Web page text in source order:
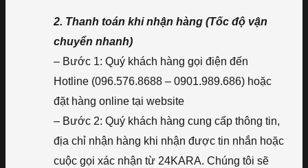
2. Thanh toán khi nhận hàng (Tốc độ vận
chuyển nhanh)
– Bước 1: Quý khách hàng gọi điện đến
Hotline (096.576.8688 – 0901.989.686) hoặc
đặt hàng online tại website
– Bước 2: Quý khách hàng cung cấp thông tin,
địa chỉ nhận hàng khi nhận được tin nhắn hoặc
cuộc gọi xác nhận từ 24KARA. Chúng tôi sẽ